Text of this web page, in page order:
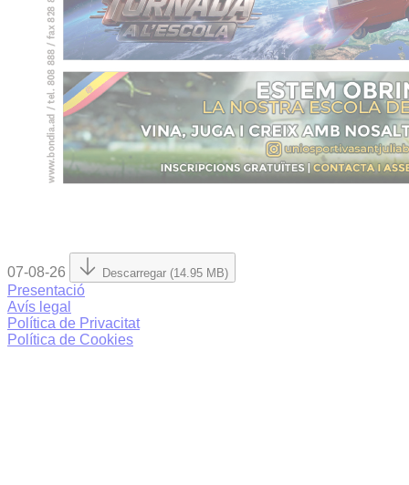
07-08-26 Descarregar (14.95 MB)
Presentació
Avís legal
Política de Privacitat
Política de Cookies